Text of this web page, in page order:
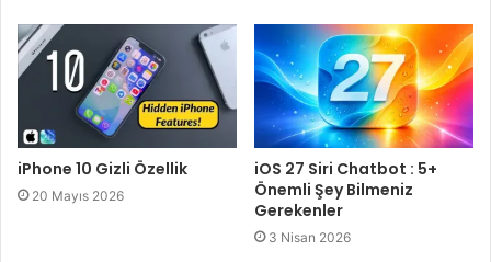
iPhone 10 Gizli Özellik
20 Mayıs 2026
iOS 27 Siri Chatbot : 5+
Önemli Şey Bilmeniz
Gerekenler
3 Nisan 2026